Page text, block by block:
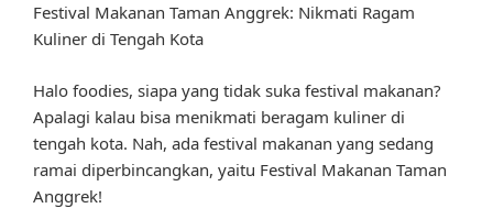
Festival Makanan Taman Anggrek: Nikmati Ragam
Kuliner di Tengah Kota
Halo foodies, siapa yang tidak suka festival makanan?
Apalagi kalau bisa menikmati beragam kuliner di
tengah kota. Nah, ada festival makanan yang sedang
ramai diperbincangkan, yaitu Festival Makanan Taman
Anggrek!